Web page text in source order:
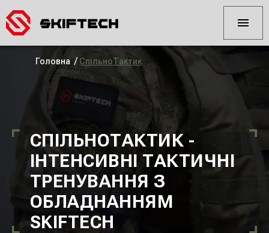
Головна / СпільноТактик
СПІЛЬНОТАКТИК -
ІНТЕНСИВНІ ТАКТИЧНІ
ТРЕНУВАННЯ З
ОБЛАДНАННЯМ
SKIFTECH